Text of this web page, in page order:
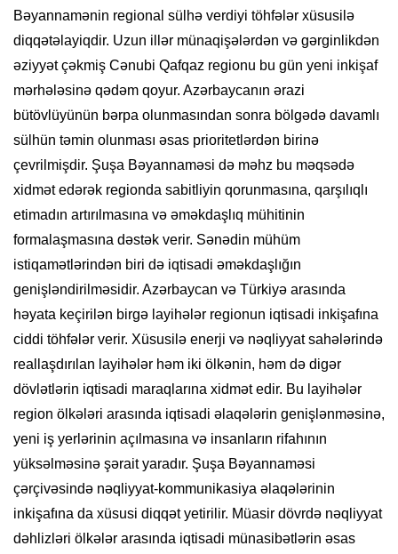
Bəyannamənin regional sülhə verdiyi töhfələr xüsusilə
diqqətəlayiqdir. Uzun illər münaqişələrdən və gərginlikdən
əziyyət çəkmiş Cənubi Qafqaz regionu bu gün yeni inkişaf
mərhələsinə qədəm qoyur. Azərbaycanın ərazi
bütövlüyünün bərpa olunmasından sonra bölgədə davamlı
sülhün təmin olunması əsas prioritetlərdən birinə
çevrilmişdir. Şuşa Bəyannaməsi də məhz bu məqsədə
xidmət edərək regionda sabitliyin qorunmasına, qarşılıqlı
etimadın artırılmasına və əməkdaşlıq mühitinin
formalaşmasına dəstək verir. Sənədin mühüm
istiqamətlərindən biri də iqtisadi əməkdaşlığın
genişləndirilməsidir. Azərbaycan və Türkiyə arasında
həyata keçirilən birgə layihələr regionun iqtisadi inkişafına
ciddi töhfələr verir. Xüsusilə enerji və nəqliyyat sahələrində
reallaşdırılan layihələr həm iki ölkənin, həm də digər
dövlətlərin iqtisadi maraqlarına xidmət edir. Bu layihələr
region ölkələri arasında iqtisadi əlaqələrin genişlənməsinə,
yeni iş yerlərinin açılmasına və insanların rifahının
yüksəlməsinə şərait yaradır. Şuşa Bəyannaməsi
çərçivəsində nəqliyyat-kommunikasiya əlaqələrinin
inkişafına da xüsusi diqqət yetirilir. Müasir dövrdə nəqliyyat
dəhlizləri ölkələr arasında iqtisadi münasibətlərin əsas